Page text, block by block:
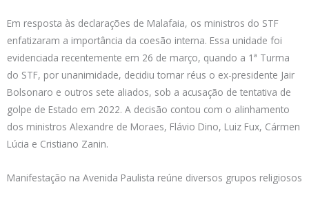
Em resposta às declarações de Malafaia, os ministros do STF
enfatizaram a importância da coesão interna. Essa unidade foi
evidenciada recentemente em 26 de março, quando a 1ª Turma
do STF, por unanimidade, decidiu tornar réus o ex-presidente Jair
Bolsonaro e outros sete aliados, sob a acusação de tentativa de
golpe de Estado em 2022. A decisão contou com o alinhamento
dos ministros Alexandre de Moraes, Flávio Dino, Luiz Fux, Cármen
Lúcia e Cristiano Zanin.
Manifestação na Avenida Paulista reúne diversos grupos religiosos